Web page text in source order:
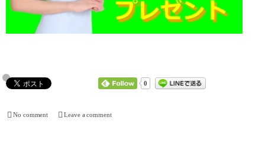
0
No comment Leave a comment